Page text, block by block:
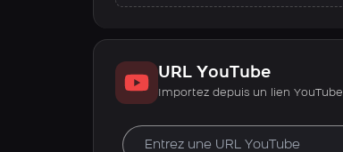
URL YouTube
Importez depuis un lien YouTube